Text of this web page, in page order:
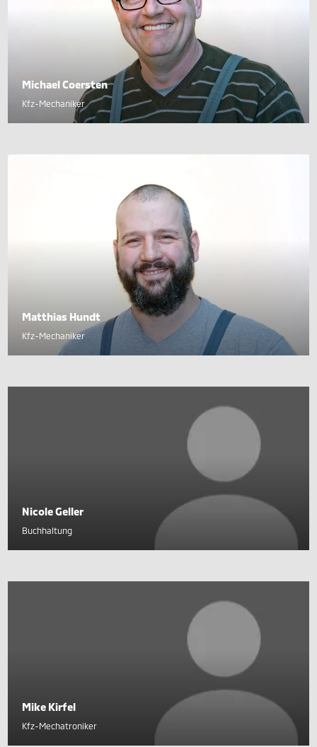
Michael Coersten
Kfz-Mechaniker
Matthias Hundt
Kfz-Mechaniker
Nicole Geller
Buchhaltung
Mike Kirfel
Kfz-Mechatroniker